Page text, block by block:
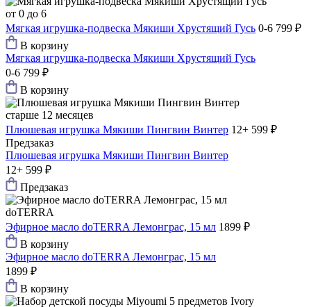
от 0 до 6
Мягкая игрушка-подвеска Мякиши Хрустящий Гусь 0-6 799 ₽
В корзину
Мягкая игрушка-подвеска Мякиши Хрустящий Гусь
0-6 799 ₽
В корзину
старше 12 месяцев
Плюшевая игрушка Мякиши Пингвин Винтер 12+ 599 ₽
Предзаказ
Плюшевая игрушка Мякиши Пингвин Винтер
12+ 599 ₽
Предзаказ
doTERRA
Эфирное масло doTERRA Лемонграс, 15 мл 1899 ₽
В корзину
Эфирное масло doTERRA Лемонграс, 15 мл
1899 ₽
В корзину